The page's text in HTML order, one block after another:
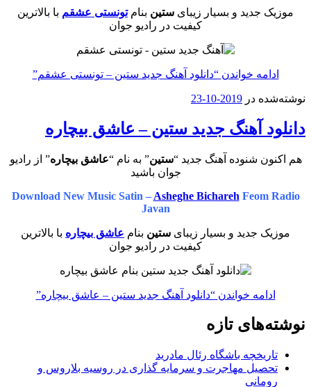
موزیک جدید و بسیار زیبای ستین بنام تونستی عشقم با بالاترین
کیفیت در رادیو جوان
ادامه خواندن “دانلود آهنگ جدید ستین – تونستی عشقم”
نوشته‌شده در 2019-10-23
دانلود آهنگ جدید ستین – عاشق بیچاره
هم اکنون شنوده آهنگ جدید “ستین” به نام “عاشق بیچاره” از رادیو
جوان باشید
Download New Music Satin – Asheghe Bichareh Feom Radio
Javan
موزیک جدید و بسیار زیبای ستین بنام عاشق بیچاره با بالاترین
کیفیت در رادیو جوان
ادامه خواندن “دانلود آهنگ جدید ستین – عاشق بیچاره”
نوشته‌های تازه
تاریخچه باشگاه رئال مادرید
تحصیل مهاجرت و سرمایه گذاری در روسیه بلاروس و
رومانی